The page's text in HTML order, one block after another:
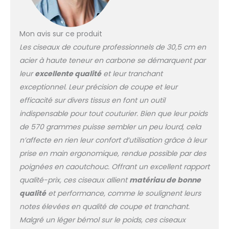
ergonomique de
ciseaux à haute
résistance ont un bon
poids et sont bien
équilibrés, poignées en
caoutchouc pour une
prise en main
confortable et une
coupe précise. Vous
n'avez pas à vous
soucier de la fatigue
des mains lorsque vous
utilisez ces ciseaux
pendant une longue
période. Ciseaux
tranchants polyvalents
: parfaits pour la
couture, la coupe, la
Mon avis sur ce produit
Les ciseaux de couture professionnels de 30,5 cm en
acier à haute teneur en carbone se démarquent par
leurexcellente qualitéet leur tranchant
exceptionnel. Leur précision de coupe et leur
efficacité sur divers tissus en font un outil
indispensable pour tout couturier. Bien que leur poids
de 570 grammes puisse sembler un peu lourd, cela
n’affecte en rien leur confort d’utilisation grâce à leur
prise en main ergonomique, rendue possible par des
poignées en caoutchouc. Offrant un excellent rapport
qualité-prix, ces ciseaux allientmatériau de bonne
qualitéet performance, comme le soulignent leurs
notes élevées en qualité de coupe et tranchant.
Malgré un léger bémol sur le poids, ces ciseaux